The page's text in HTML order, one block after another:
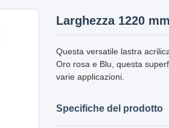
Larghezza 1220
Questa versatile lastra
Oro rosa e Blu, questa
varie applicazioni.
Specifiche del prodotto